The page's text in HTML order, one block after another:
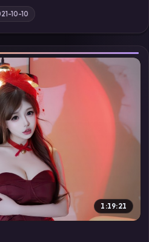
实验事故后逐渐模糊；摄影与配乐
「国产免费观看高清电视剧在线
，畅享高清在线追剧体验。
10-10
▶
1:19:21